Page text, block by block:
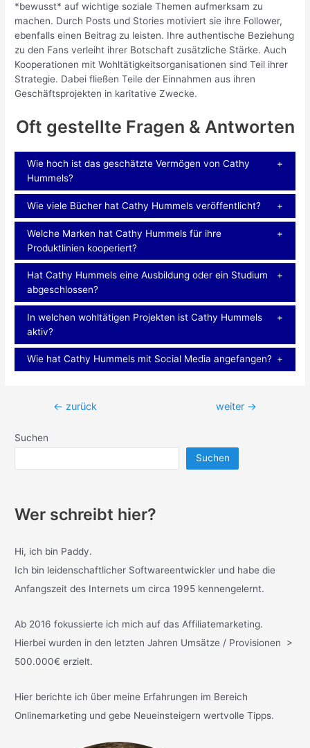
*bewusst* auf wichtige soziale Themen aufmerksam zu
machen. Durch Posts und Stories motiviert sie ihre Follower,
ebenfalls einen Beitrag zu leisten. Ihre authentische Beziehung
zu den Fans verleiht ihrer Botschaft zusätzliche Stärke. Auch
Kooperationen mit Wohltätigkeitsorganisationen sind Teil ihrer
Strategie. Dabei fließen Teile der Einnahmen aus ihren
Geschäftsprojekten in karitative Zwecke.
Oft gestellte Fragen & Antworten
Wie hoch ist das geschätzte Vermögen von Cathy
Hummels?
Wie viele Bücher hat Cathy Hummels veröffentlicht?
Welche Marken hat Cathy Hummels für ihre
Produktlinien kooperiert?
Hat Cathy Hummels eine Ausbildung oder ein Studium
abgeschlossen?
In welchen wohltätigen Projekten ist Cathy Hummels
aktiv?
Wie hat Cathy Hummels mit Social Media angefangen?
Beitragsnavigation
← zurück weiter →
Suchen
Suchen
Wer schreibt hier?
Hi, ich bin Paddy.
Ich bin leidenschaftlicher Softwareentwickler und habe die
Anfangszeit des Internets um circa 1995 kennengelernt.
Ab 2016 fokussierte ich mich auf das Affiliatemarketing.
Hierbei wurden in den letzten Jahren Umsätze / Provisionen >
500.000€ erzielt.
Hier berichte ich über meine Erfahrungen im Bereich
Onlinemarketing und gebe Neueinsteigern wertvolle Tipps.